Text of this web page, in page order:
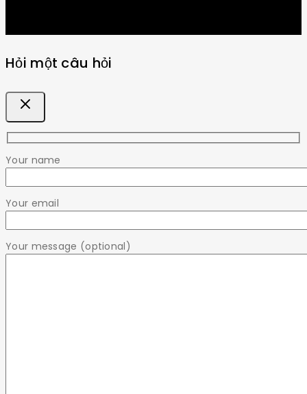
Hỏi một câu hỏi
Your name
Your email
Your message (optional)